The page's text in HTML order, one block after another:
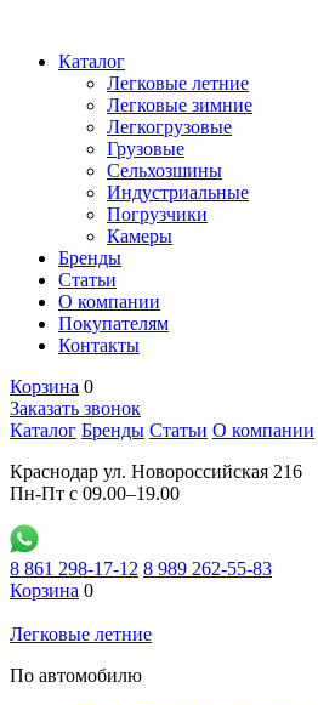
Каталог
Легковые летние
Легковые зимние
Легкогрузовые
Грузовые
Сельхозшины
Индустриальные
Погрузчики
Камеры
Бренды
Статьи
О компании
Покупателям
Контакты
Корзина 0
Заказать звонок
Каталог Бренды Статьи О компании
Краснодар ул. Новороссийская 216
Пн-Пт с 09.00–19.00
8 861 298-17-12 8 989 262-55-83
Корзина 0
Легковые летние
По автомобилю